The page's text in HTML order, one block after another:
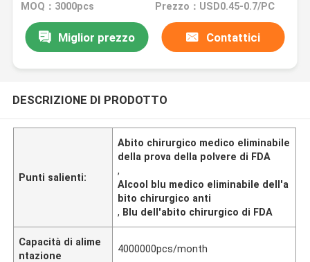
MOQ：3000pcs Prezzo：USD0.45-0.7/PC
Miglior prezzo Contattici
DESCRIZIONE DI PRODOTTO
Punti salienti:
Abito chirurgico medico eliminabile
della prova della polvere di FDA
,
Alcool blu medico eliminabile dell'a
bito chirurgico anti
, Blu dell'abito chirurgico di FDA
Capacità di alime
ntazione
4000000pcs/month